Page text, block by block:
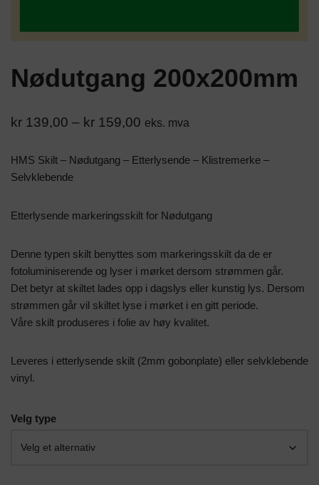
Nødutgang 200x200mm
kr 139,00 – kr 159,00 eks. mva
HMS Skilt – Nødutgang – Etterlysende – Klistremerke –
Selvklebende
Etterlysende markeringsskilt for Nødutgang
Denne typen skilt benyttes som markeringsskilt da de er
fotoluminiserende og lyser i mørket dersom strømmen går.
Det betyr at skiltet lades opp i dagslys eller kunstig lys. Dersom
strømmen går vil skiltet lyse i mørket i en gitt periode.
Våre skilt produseres i folie av høy kvalitet.
Leveres i etterlysende skilt (2mm gobonplate) eller selvklebende
vinyl.
Velg type